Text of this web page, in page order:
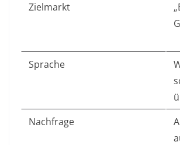
Zielmarkt
Sprache
Nachfrage